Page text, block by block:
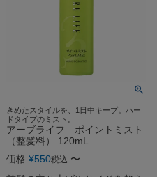
きめたスタイルを、1日中キープ。ハー
ドタイプのミスト。
アーブライフ ポイントミスト
（整髪料） 120mL
価格 ¥550税込 〜